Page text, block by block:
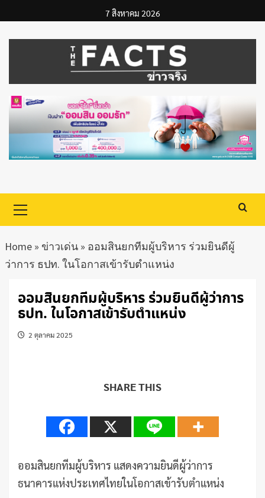
to
content
7 สิงหาคม 2026
Menu
Home» ข่าวเด่น» ออมสินยกทีมผู้บริหาร ร่วมยินดีผู้
ว่าการ ธปท. ในโอกาสเข้ารับตำแหน่ง
ออมสินยกทีมผู้บริหาร ร่วมยินดีผู้ว่าการ
ธปท. ในโอกาสเข้ารับตำแหน่ง
2 ตุลาคม 2025
SHARE THIS
ออมสินยกทีมผู้บริหาร แสดงความยินดีผู้ว่าการ
ธนาคารแห่งประเทศไทยในโอกาสเข้ารับตำแหน่ง